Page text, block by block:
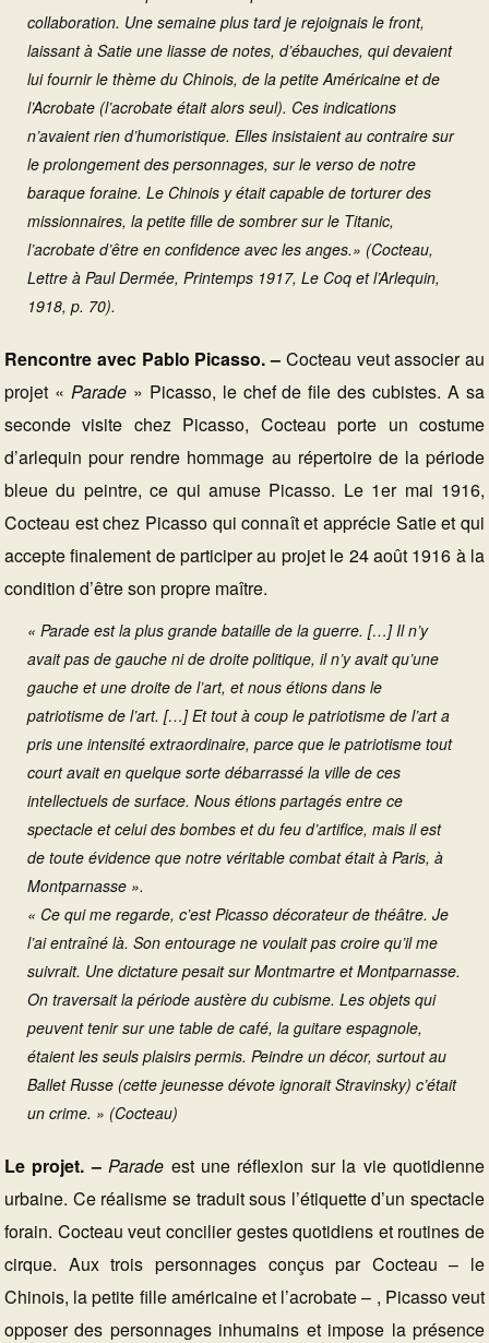
collaboration. Une semaine plus tard je rejoignais le front,
laissant à Satie une liasse de notes, d’ébauches, qui devaient
lui fournir le thème du Chinois, de la petite Américaine et de
l’Acrobate (l’acrobate était alors seul). Ces indications
n’avaient rien d’humoristique. Elles insistaient au contraire sur
le prolongement des personnages, sur le verso de notre
baraque foraine. Le Chinois y était capable de torturer des
missionnaires, la petite fille de sombrer sur le Titanic,
l’acrobate d’être en confidence avec les anges.» (Cocteau,
Lettre à Paul Dermée, Printemps 1917, Le Coq et l’Arlequin,
1918, p. 70).
Rencontre avec Pablo Picasso. – Cocteau veut associer au
projet « Parade» Picasso, le chef de file des cubistes. A sa
seconde visite chez Picasso, Cocteau porte un costume
d’arlequin pour rendre hommage au répertoire de la période
bleue du peintre, ce qui amuse Picasso. Le 1er mai 1916,
Cocteau est chez Picasso qui connaît et apprécie Satie et qui
accepte finalement de participer au projet le 24 août 1916 à la
condition d’être son propre maître.
« Parade est la plus grande bataille de la guerre. […] Il n’y
avait pas de gauche ni de droite politique, il n’y avait qu’une
gauche et une droite de l’art, et nous étions dans le
patriotisme de l’art. […] Et tout à coup le patriotisme de l’art a
pris une intensité extraordinaire, parce que le patriotisme tout
court avait en quelque sorte débarrassé la ville de ces
intellectuels de surface. Nous étions partagés entre ce
spectacle et celui des bombes et du feu d’artifice, mais il est
de toute évidence que notre véritable combat était à Paris, à
Montparnasse ».
« Ce qui me regarde, c’est Picasso décorateur de théâtre. Je
l’ai entraîné là. Son entourage ne voulait pas croire qu’il me
suivrait. Une dictature pesait sur Montmartre et Montparnasse.
On traversait la période austère du cubisme. Les objets qui
peuvent tenir sur une table de café, la guitare espagnole,
étaient les seuls plaisirs permis. Peindre un décor, surtout au
Ballet Russe (cette jeunesse dévote ignorait Stravinsky) c’était
un crime. » (Cocteau)
Le projet. –Parade est une réflexion sur la vie quotidienne
urbaine. Ce réalisme se traduit sous l’étiquette d’un spectacle
forain. Cocteau veut concilier gestes quotidiens et routines de
cirque. Aux trois personnages conçus par Cocteau – le
Chinois, la petite fille américaine et l’acrobate – , Picasso veut
opposer des personnages inhumains et impose la présence